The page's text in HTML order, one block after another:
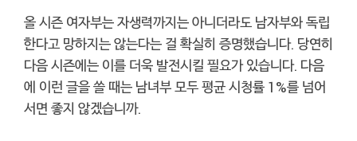
올 시즌 여자부는 자생력까지는 아니더라도 남자부와 독립
한다고 망하지는 않는다는 걸 확실히 증명했습니다. 당연히
다음 시즌에는 이를 더욱 발전시킬 필요가 있습니다. 다음
에 이런 글을 쓸 때는 남녀부 모두 평균 시청률 1%를 넘어
서면 좋지 않겠습니까.